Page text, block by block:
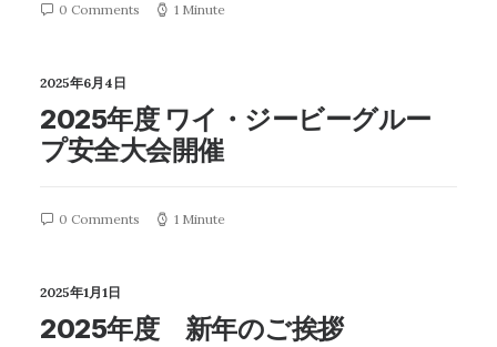
0 Comments 1 Minute
2025年6月4日
2025年度 ワイ・ジービーグルー
プ安全大会開催
0 Comments 1 Minute
2025年1月1日
2025年度 新年のご挨拶